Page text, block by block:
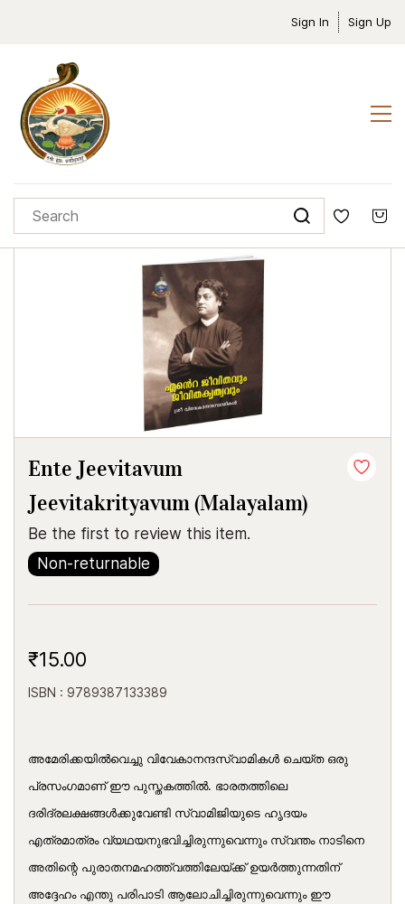
Sign In Sign Up
Ente Jeevitavum
Jeevitakrityavum (Malayalam)
Be the first to review this item.
Non-returnable
₹15.00
ISBN : 9789387133389
അമേരിക്കയില്‍വെച്ചു വിവേകാനന്ദസ്വാമികൾ ചെയ്ത ഒരു
പ്രസംഗമാണ് ഈ പുസ്തകത്തില്‍. ഭാരതത്തിലെ
ദരിദ്രലക്ഷങ്ങള്‍ക്കുവേണ്ടി സ്വാമിജിയുടെ ഹൃദയം
എത്രമാത്രം വ്യഥയനുഭവിച്ചിരുന്നുവെന്നും സ്വന്തം നാടിനെ
അതിന്റെ പുരാതനമഹത്ത്വത്തിലേയ്ക്ക് ഉയര്‍ത്തുന്നതിന്
അദ്ദേഹം എന്തു പരിപാടി ആലോചിച്ചിരുന്നുവെന്നും ഈ